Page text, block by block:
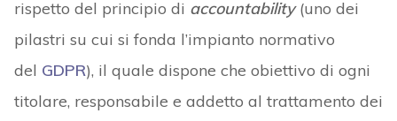
rispetto del principio di accountability(uno dei
pilastri su cui si fonda l’impianto normativo
del GDPR), il quale dispone che obiettivo di ogni
titolare, responsabile e addetto al trattamento dei